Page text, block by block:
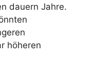
dauern Jahre.
höheren